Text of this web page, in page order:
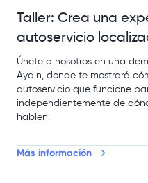
Taller: Crea una
autoservicio
Únete a nosotros en una
Aydin, donde te mostrará
autoservicio que funcione
independientemente de
hablen.
Más información